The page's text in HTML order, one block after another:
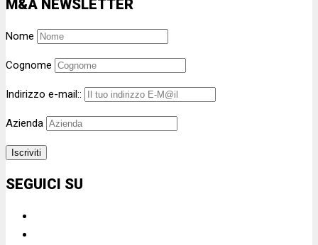
M&A NEWSLETTER
Nome
Cognome
Indirizzo e-mail::
Azienda
SEGUICI SU